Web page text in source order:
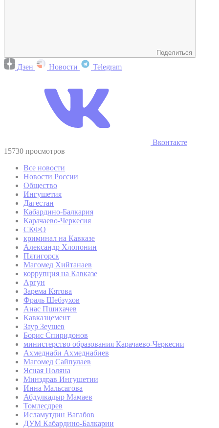
Поделиться
Дзен Новости Telegram
Вконтакте
15730 просмотров
Все новости
Новости России
Общество
Ингушетия
Дагестан
Кабардино-Балкария
Карачаево-Черкесия
СКФО
криминал на Кавказе
Александр Хлопонин
Пятигорск
Магомед Хийтанаев
коррупция на Кавказе
Аргун
Зарема Кятова
Фраль Шебзухов
Анас Пшихачев
Кавказцемент
Заур Зеушев
Борис Спиридонов
министерство образования Карачаево-Черкесии
Ахмеднаби Ахмеднабиев
Магомед Сайпулаев
Ясная Поляна
Минздрав Ингушетии
Инна Мальсагова
Абдулкадыр Мамаев
Томлесдрев
Исламутдин Вагабов
ДУМ Кабардино-Балкарии